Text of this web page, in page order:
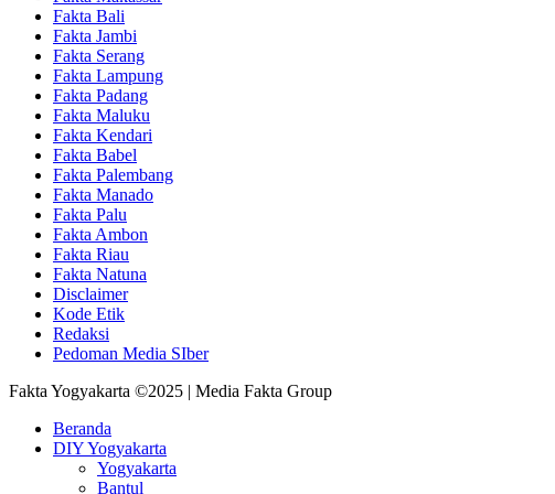
Fakta Bali
Fakta Jambi
Fakta Serang
Fakta Lampung
Fakta Padang
Fakta Maluku
Fakta Kendari
Fakta Babel
Fakta Palembang
Fakta Manado
Fakta Palu
Fakta Ambon
Fakta Riau
Fakta Natuna
Disclaimer
Kode Etik
Redaksi
Pedoman Media SIber
Fakta Yogyakarta ©2025 | Media Fakta Group
Beranda
DIY Yogyakarta
Yogyakarta
Bantul